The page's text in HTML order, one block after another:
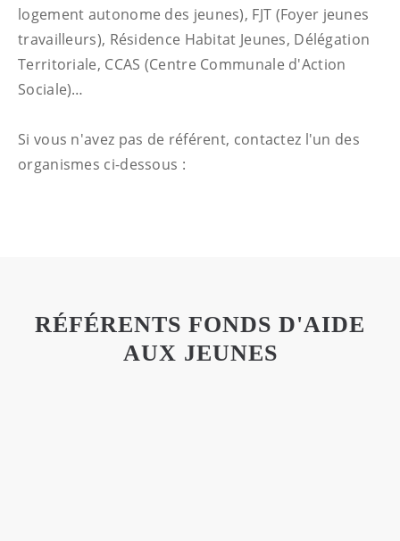
logement autonome des jeunes), FJT (Foyer jeunes
travailleurs), Résidence Habitat Jeunes, Délégation
Territoriale, CCAS (Centre Communale d'Action
Sociale)…
Si vous n'avez pas de référent, contactez l'un des
organismes ci-dessous :
RÉFÉRENTS FONDS D'AIDE
AUX JEUNES